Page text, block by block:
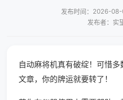
发布时间：2026-08-
发布者：实
自动麻将机真有破绽！可惜
文章，你的牌运就要转了！